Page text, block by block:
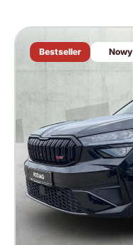
Bestseller Nowy